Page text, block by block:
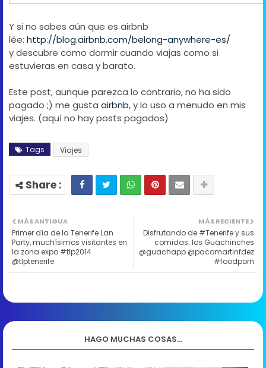
Y si no sabes aún que es airbnb
lée: http://blog.airbnb.com/belong-anywhere-es/
y descubre como dormir cuando viajas como si
estuvieras en casa y barato.
Este post, aunque parezca lo contrario, no ha sido
pagado ;) me gusta airbnb, y lo uso a menudo en mis
viajes. (aquí no hay posts pagados)
Tags Viajes
MÁS RECIENTE
Disfrutando de #Tenerife y sus
comidas: los Guachinches
@guachapp @pacomartinfdez
#foodporn
MÁS ANTIGUA
Primer día de la Tenerife Lan
Party, muchísimos visitantes en
la zona expo #tlp2014
@tlptenerife
HAGO MUCHAS COSAS...